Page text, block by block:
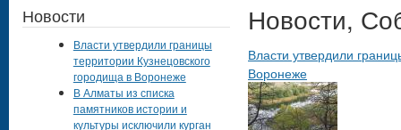
Новости,
Власти утвердили
Воронеже
Новости
Власти утвердили границы
территории Кузнецовского
городища в Воронеже
В Алматы из списка
памятников истории и
культуры исключили курган